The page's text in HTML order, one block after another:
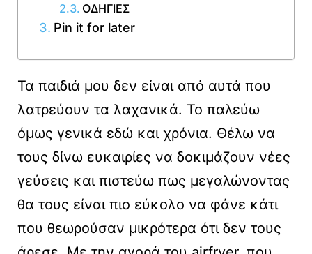
ΟΔΗΓΙΕΣ
Pin it for later
Τα παιδιά μου δεν είναι από αυτά που
λατρεύουν τα λαχανικά. Το παλεύω
όμως γενικά εδώ και χρόνια. Θέλω να
τους δίνω ευκαιρίες να δοκιμάζουν νέες
γεύσεις και πιστεύω πως μεγαλώνοντας
θα τους είναι πιο εύκολο να φάνε κάτι
που θεωρούσαν μικρότερα ότι δεν τους